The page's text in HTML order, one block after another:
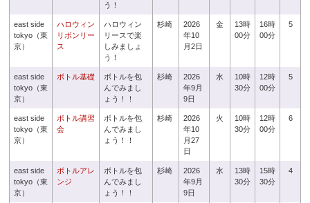
う！
east side
tokyo（東
京）
ハロウィン
リボンリー
ス
ハロウィン
リースで楽
しみましょ
う！
杉崎
2026
年10
月2日
金
13時
00分
16時
00分
5
east side
tokyo（東
京）
ボトル基礎
ボトルを包
んでみまし
ょう！！
杉崎
2026
年9月
9日
水
10時
30分
12時
00分
5
east side
tokyo（東
京）
ボトル講習
会
ボトルを包
んでみまし
ょう！！
杉崎
2026
年10
月27
日
火
10時
30分
12時
00分
6
east side
tokyo（東
京）
ボトルアレ
ンジ
ボトルを包
んでみまし
ょう！！
杉崎
2026
年9月
9日
水
13時
30分
15時
30分
4